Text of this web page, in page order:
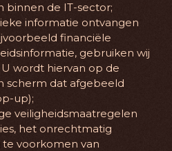
binnen de IT-sector;
informatie ontvangen
financiële
gebruiken wij
wordt hiervan op de
scherm dat afgebeeld
up);
veiligheidsmaatregelen
het onrechtmatig
voorkomen van